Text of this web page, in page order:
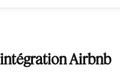
Airbnb